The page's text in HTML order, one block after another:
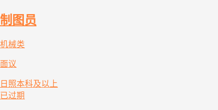
制图员
机械类
面议
日照本科及以上
已过期